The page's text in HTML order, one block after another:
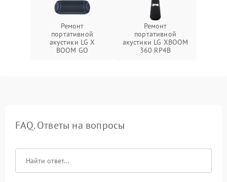
Ремонт
портативной
акустики LG X
BOOM GO
Ремонт
портативной
акустики LG XBOOM
360 RP4B
FAQ. Ответы на вопросы